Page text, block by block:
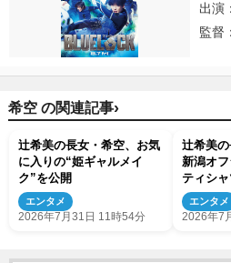
出演
監督
希空 の関連記事›
辻希美の長女・希空、お気
に入りの“姫ギャルメイ
ク”を公開
エンタメ
2026年7月31日 11時54分
辻希美
新潟オ
ティシ
ートで雰
エンタメ
2026年7